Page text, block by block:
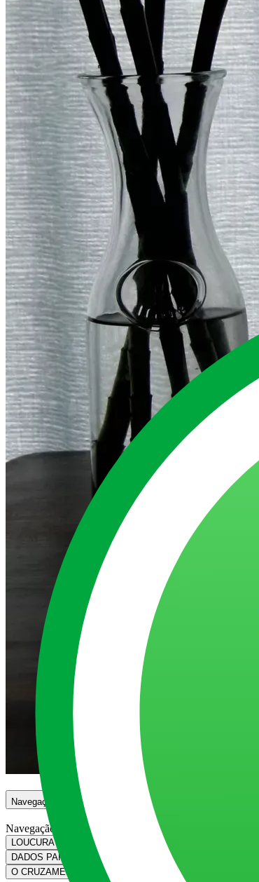
Navegação
Navegação
LOUCURA DE DADOS: FACEBOOK LOUCURA DE DADOS:
DADOS PARA MELHORAR OS CONTEÚDOS: NETFLIX
O CRUZAMENTO DE TODAS ESSAS INFORMAÇÕES
O